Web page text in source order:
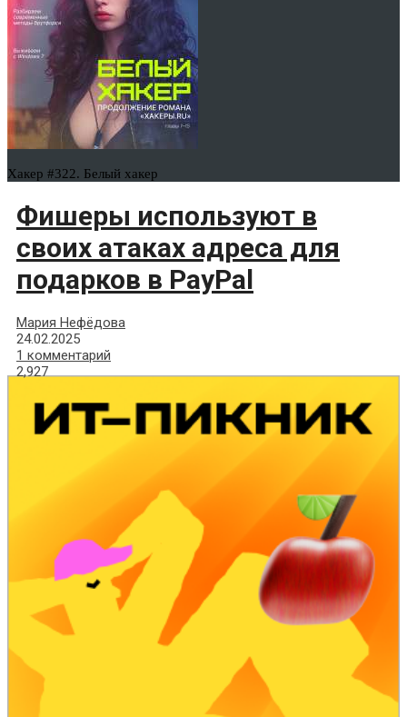
Хакер #322. Белый хакер
Фишеры используют в
своих атаках адреса для
подарков в PayPal
Мария Нефёдова
24.02.2025
1 комментарий
2,927